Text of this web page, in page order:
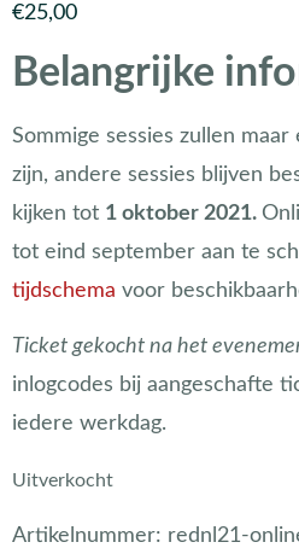
€25,00
Belangrijke
Sommige sessies zullen
zijn, andere sessies blijven
kijken tot 1 oktober 2021.
tot eind september aan te
tijdschema voor
Ticket gekocht na het
inlogcodes bij aangeschafte
iedere werkdag.
Uitverkocht
Artikelnummer: rednl21-